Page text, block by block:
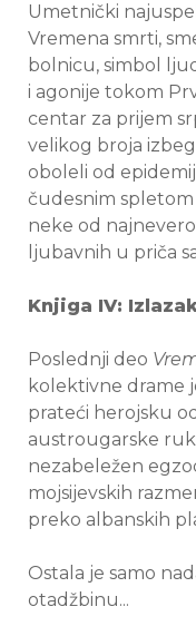
Umetnički
Vremena smrti,
bolnicu, simbol
i agonije tokom
centar za prijem
velikog broja
oboleli od
čudesnim
neke od
ljubavnih u priča
Knjiga IV:
Poslednji deo
kolektivne drame
prateći herojsku
austrougarske
nezabeležen
mojsijevskih
preko albanskih
Ostala je samo
otadžbinu...